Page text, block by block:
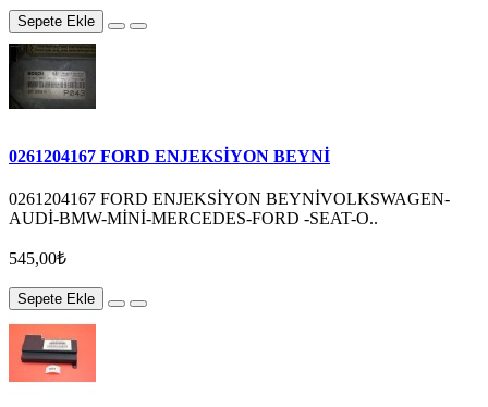
Sepete Ekle
0261204167 FORD ENJEKSİYON BEYNİ
0261204167 FORD ENJEKSİYON BEYNİVOLKSWAGEN-
AUDİ-BMW-MİNİ-MERCEDES-FORD -SEAT-O..
545,00₺
Sepete Ekle